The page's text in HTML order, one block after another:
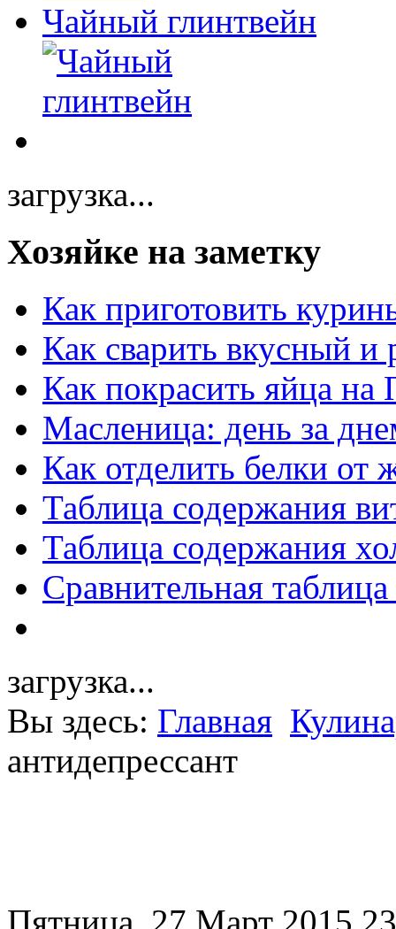
Чайный глинтвейн
загрузка...
Хозяйке на заметку
Как приготовить
Как сварить вкусный и
Как покрасить яйца на
Масленица: день за
Как отделить белки от
Таблица содержания
Таблица содержания
Сравнительная
загрузка...
Вы здесь: Главная
антидепрессант